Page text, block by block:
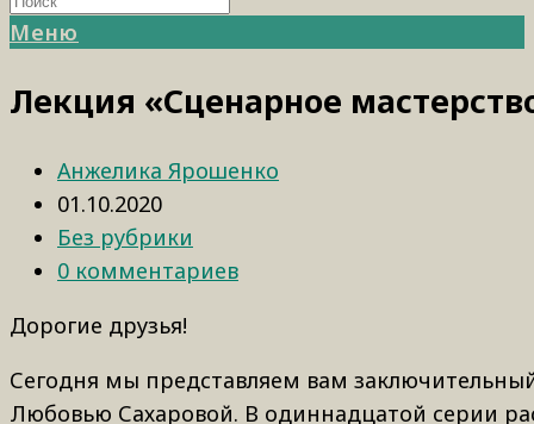
Меню
Лекция «Сценарное
Анжелика Ярошенко
01.10.2020
Без рубрики
0 комментариев
Дорогие друзья!
Сегодня мы представляем вам
Любовью Сахаровой. В одиннадцатой серии